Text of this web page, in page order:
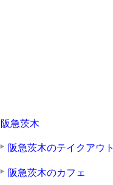
阪急茨木
阪急茨木のテイクアウト
阪急茨木のカフェ